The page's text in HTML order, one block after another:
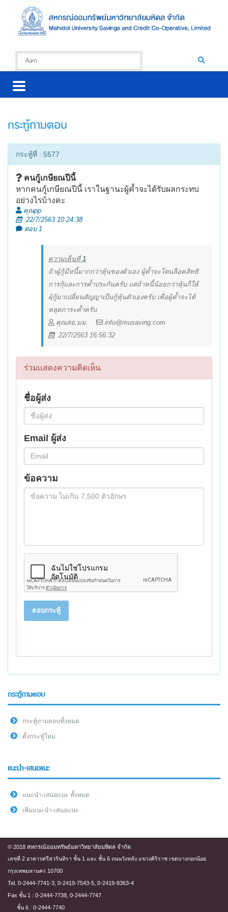
กระทู้ถามตอบ
กระทู้ที่ : 5577
คนกู้เกษียณปีนี้
หากคนกู้เกษียณปีนี้ เราในฐานะผู้ค้ำจะได้รับผลกระทบ
อย่างไรบ้างคะ
คุณpp
22/7/2563 10:24:38
ตอบ 1
ความเห็นที่1
ถ้าผู้กู้มีหนี้มากกว่าหุ้นของตัวเอง ผู้ค้ำจะโดนล็อคสิทธิ
การกุ้และการค้ำประกันครับ แต่ถ้าหนี้น้อยกว่าหุ้นก็ให้
ผุ้กู้มาเปลี่ยนสัญญาเป็นกู้หุ้นตัวเองครับ เพื่อผู้ค้ำจะได้
หลุดภาระค้ำครับ
คุณสอ.มม.
info@musaving.com
22/7/2563 16:56:32
ร่วมแสดงความคิดเห็น
ชื่อผู้ส่ง
Email ผู้ส่ง
ข้อความ
ตอบกระทู้
กระทู้ถามตอบ
กระทู้ถามตอบทั้งหมด
ตั้งกระทู้ใหม่
แนะนำ-เสนอแนะ
แนะนำ-เสนอแนะ ทั้งหมด
เพิ่มแนะนำ-เสนอแนะ
© 2018 สหกรณ์ออมทรัพย์มหาวิทยาลัยมหิดล จำกัด
เลขที่ 2 อาคารศรีสวรินทิรา ชั้น 1 และ ชั้น 6 ถนนวังหลัง แขวงศิริราช เขตบางกอกน้อย
กรุงเทพมหานคร 10700
Tel. 0-2444-7741-3, 0-2419-7543-5, 0-2419-8363-4
Fax ชั้น 1 : 0-2444-7738, 0-2444-7747
ชั้น 6 : 0-2444-7740